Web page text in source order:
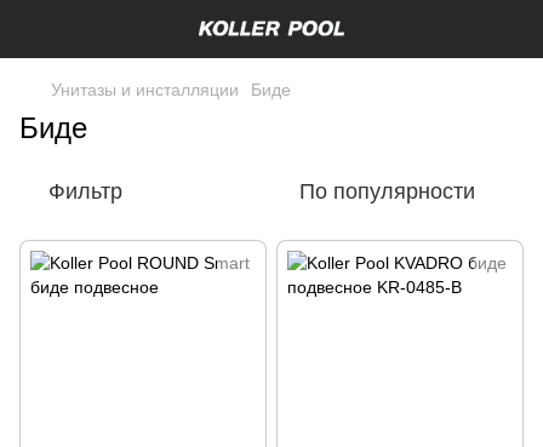
Унитазы и инсталляции Биде
Биде
Фильтр По популярности